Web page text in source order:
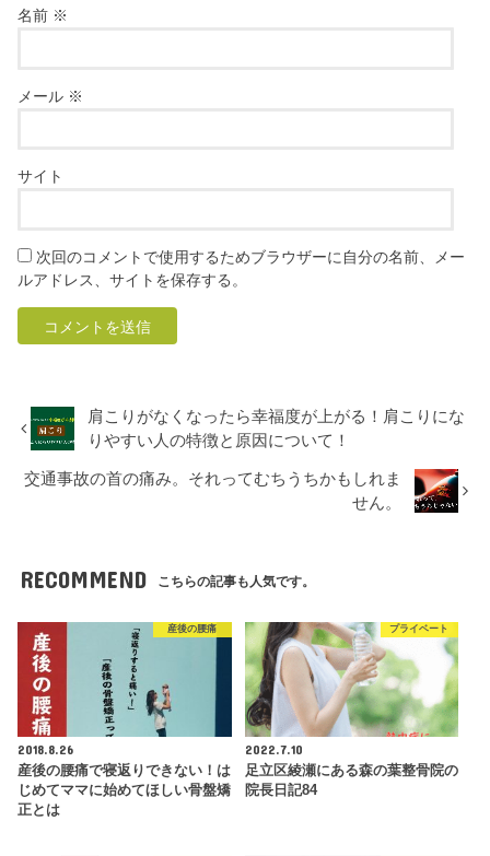
名前 ※
メール ※
サイト
次回のコメントで使用するためブラウザーに自分の名前、メー
ルアドレス、サイトを保存する。
肩こりがなくなったら幸福度が上がる！肩こりにな
りやすい人の特徴と原因について！
交通事故の首の痛み。それってむちうちかもしれま
せん。
RECOMMEND こちらの記事も人気です。
産後の腰痛
2018.8.26
産後の腰痛で寝返りできない！は
じめてママに始めてほしい骨盤矯
正とは
プライベート
2022.7.10
足立区綾瀬にある森の葉整骨院の
院長日記84